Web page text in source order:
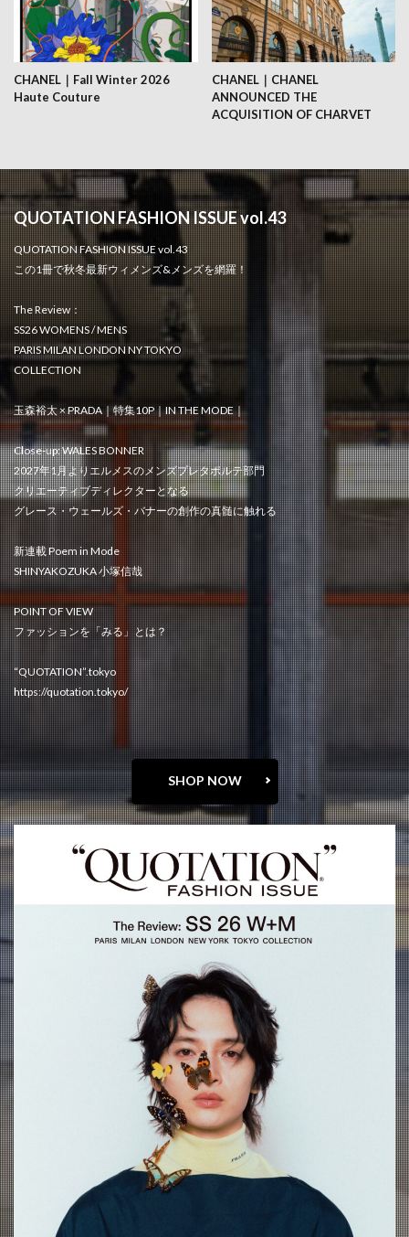
CHANEL｜Fall Winter 2026
Haute Couture
CHANEL｜CHANEL
ANNOUNCED THE
ACQUISITION OF CHARVET
QUOTATION FASHION ISSUE vol.43
QUOTATION FASHION ISSUE vol.43
この1冊で秋冬最新ウィメンズ&メンズを網羅！
The Review：
SS26 WOMENS / MENS
PARIS MILAN LONDON NY TOKYO
COLLECTION
玉森裕太 × PRADA｜特集10P｜IN THE MODE｜
Close-up: WALES BONNER
2027年1月よりエルメスのメンズプレタポルテ部門
クリエーティブディレクターとなる
グレース・ウェールズ・バナーの創作の真髄に触れる
新連載 Poem in Mode
SHINYAKOZUKA 小塚信哉
POINT OF VIEW
ファッションを「みる」とは？
“QUOTATION”.tokyo
https://quotation.tokyo/
SHOP NOW